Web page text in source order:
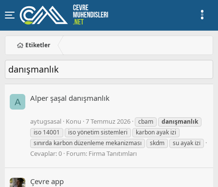
Etiketler
danışmanlık
A Alper şaşal danışmanlık
aytugsasal Konu 7 Temmuz 2026 cbam
danışmanlık
iso 14001
iso yönetim sistemleri
karbon ayak izi
sınırda karbon düzenleme mekanizması
skdm su ayak i̇zi̇
Cevaplar: 0 Forum: Firma Tanıtımları
Çevre app